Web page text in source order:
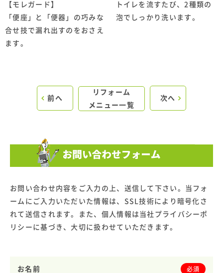
【モレガード】
「便座」と「便器」の巧みな
合せ技で漏れ出すのをおさえ
ます。
トイレを流すたび、2種類の
泡でしっかり洗います。
前へ
リフォーム
メニュー一覧
次へ
お問い合わせ内容をご入力の上、送信して下さい。当フォ
ームにご入力いただいた情報は、SSL技術により暗号化さ
れて送信されます。また、個人情報は当社プライバシーポ
リシーに基づき、大切に扱わせていただきます。
お名前 必須